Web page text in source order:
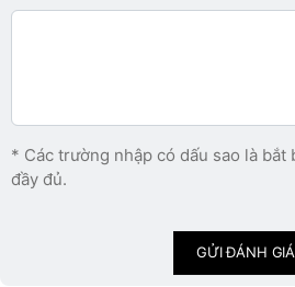
* Các trường nhập có dấu sao là bắt
đầy đủ.
GỬI ĐÁNH GIÁ